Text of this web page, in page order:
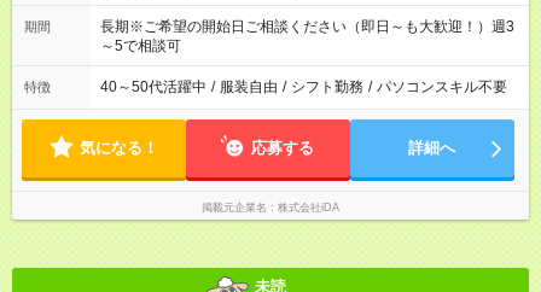
期間
長期※ご希望の開始日ご相談ください（即日～も大歓迎！）週3
～5で相談可
特徴 40～50代活躍中 / 服装自由 / シフト勤務 / パソコンスキル不要
気になる！ 応募する 詳細へ
掲載元企業名 株式会社iDA
未読